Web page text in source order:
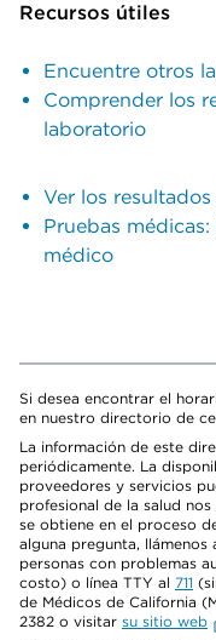
Recursos útiles
Encuentre otros
Comprender los
laboratorio
Ver los
Pruebas
médico
Si desea encontrar el
en nuestro directorio de
La información de este
periódicamente. La
proveedores y servicios
profesional de la salud
se obtiene en el proceso
alguna pregunta,
personas con problemas
costo) o línea TTY al 711
de Médicos de California
2382 o visitar su sitio web